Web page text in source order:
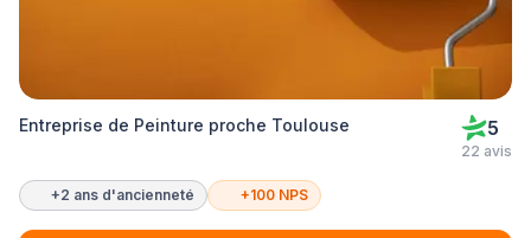
Entreprise de Peinture proche Toulouse 5
22 avis
+2 ans d'ancienneté +100 NPS